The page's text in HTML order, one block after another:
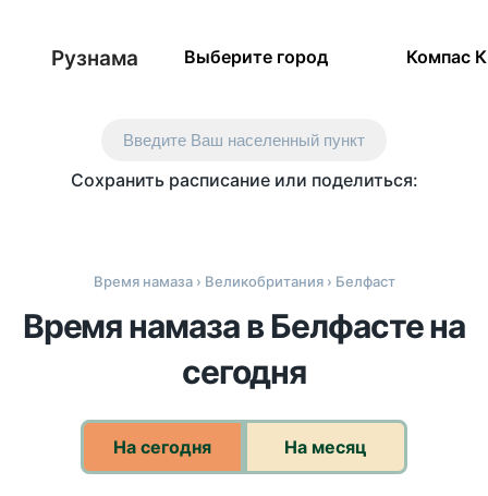
Рузнама Выберите город Компас
Введите Ваш населенный пункт
Сохранить расписание или поделиться:
Время намаза› Великобритания› Белфаст
Время намаза в Белфасте на
сегодня
На сегодня На месяц